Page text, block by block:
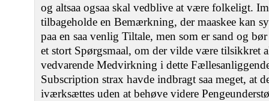
og altsaa ogsaa skal vedblive at være folkeligt.
tilbageholde en Bemærkning, der maaskee kan
paa en saa venlig Tiltale, men som er sand og
et stort Spørgsmaal, om der vilde være tilsikkret
vedvarende Medvirkning i dette
Subscription strax havde indbragt saa meget, at
iværksættes uden at behøve videre